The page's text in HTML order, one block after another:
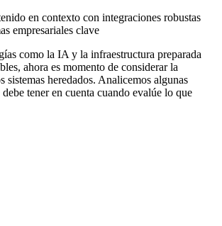
en contexto con integraciones robustas
empresariales clave
como la IA y la infraestructura preparada
ahora es momento de considerar la
sistemas heredados. Analicemos algunas
tener en cuenta cuando evalúe lo que